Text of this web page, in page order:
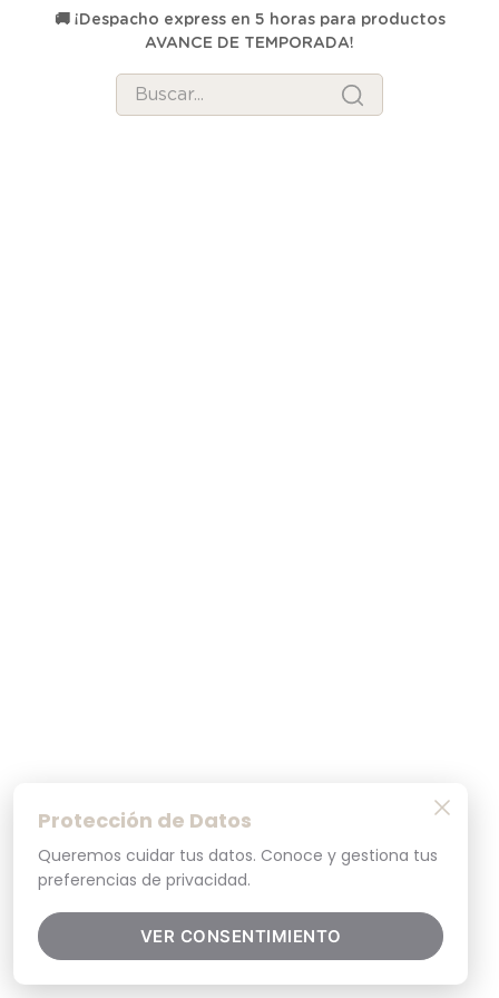
🚚 ¡Despacho express en 5 horas para productos
AVANCE DE TEMPORADA!
Buscar...
Protección de Datos
Queremos cuidar tus datos. Conoce y gestiona tus
preferencias de privacidad.
VER CONSENTIMIENTO